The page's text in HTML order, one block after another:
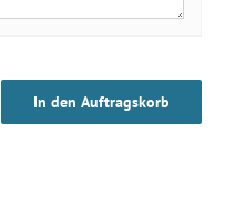
In den Auftragskorb